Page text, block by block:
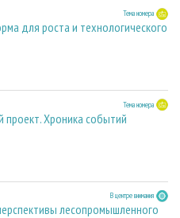
Тема номера
для роста и технологического
Тема номера
проект. Хроника событий
В центре внимания
лесопромышленного